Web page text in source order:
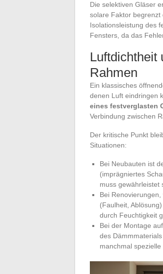
Die selektiven Gläser
solare Faktor begrenzt
Isolationsleistung des
Fensters, da das
Luftdichtheit
Rahmen
Ein klassisches
denen Luft eindringen
eines festverglasten
Verbindung zwischen
Der kritische Punkt
Situationen:
Bei Neubauten ist
(imprägniertes
muss gewährleistet
Bei
(Faulheit,
durch Feuchtigkeit
Bei der Montage
des
manchmal